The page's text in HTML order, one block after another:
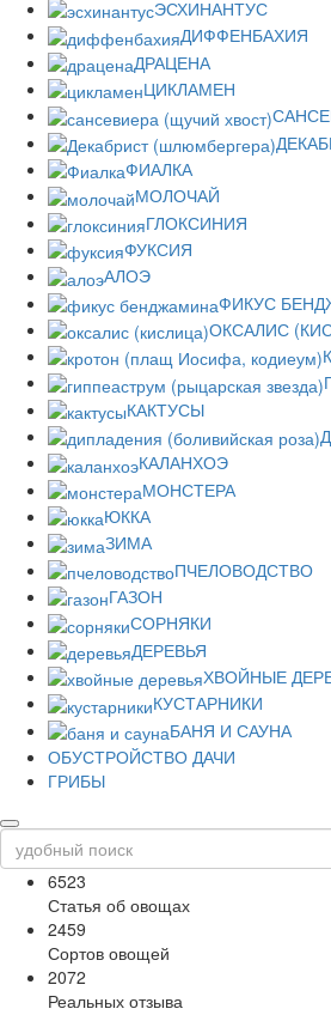
ЭСХИНАНТУС
ДИФФЕНБАХИЯ
ДРАЦЕНА
ЦИКЛАМЕН
ФИАЛКА
МОЛОЧАЙ
ГЛОКСИНИЯ
ФУКСИЯ
АЛОЭ
ФИКУС
ОКСАЛИС
КАКТУСЫ
КАЛАНХОЭ
МОНСТЕРА
ЮККА
ЗИМА
ПЧЕЛОВОДСТВО
ГАЗОН
СОРНЯКИ
ДЕРЕВЬЯ
ХВОЙНЫЕ
КУСТАРНИКИ
БАНЯ И САУНА
ОБУСТРОЙСТВО ДАЧИ
ГРИБЫ
6523
Статья об овощах
2459
Сортов овощей
2072
Реальных отзыва